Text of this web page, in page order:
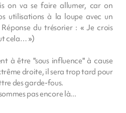
on va se faire allumer, car on
utilisations à la loupe avec un
du trésorier : « Je crois
cela… »)
à être "sous influence" à cause
droite, il sera trop tard pour
des garde-fous.
pas encore là...